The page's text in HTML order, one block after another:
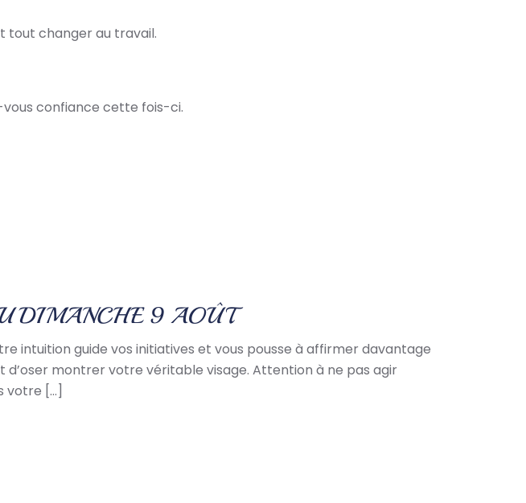
tout changer au travail.
vous confiance cette fois-ci.
DIMANCHE 9 AOÛT
intuition guide vos initiatives et vous pousse à affirmer davantage
montrer votre véritable visage. Attention à ne pas agir
votre […]